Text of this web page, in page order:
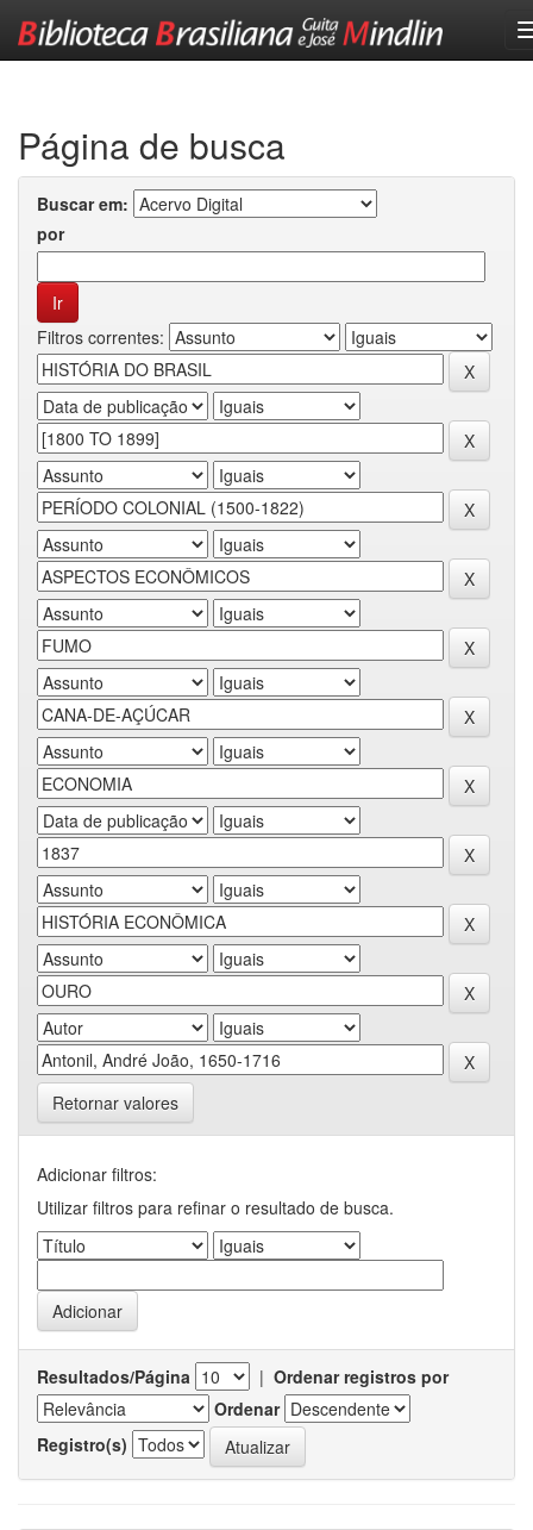
Página de busca
Buscar em:
por
Filtros correntes:
Retornar valores
Adicionar filtros:
Utilizar filtros para refinar o resultado de busca.
Resultados/Página | Ordenar registros por
Ordenar
Registro(s)